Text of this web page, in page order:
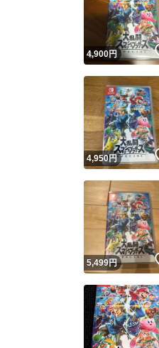
4,900円
4,950円
5,499円